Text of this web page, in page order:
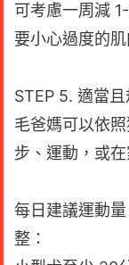
可考慮一周減
要小心過度的肌
STEP 5. 適當
毛爸媽可以依
步、運動，或
每日建議運動
整：